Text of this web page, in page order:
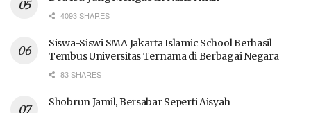
4093 SHARES
Siswa-Siswi SMA Jakarta Islamic School Berhasil
Tembus Universitas Ternama di Berbagai Negara
83 SHARES
Shobrun Jamil, Bersabar Seperti Aisyah